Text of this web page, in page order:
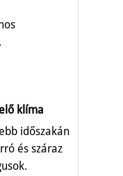
klíma
időszakán
és száraz